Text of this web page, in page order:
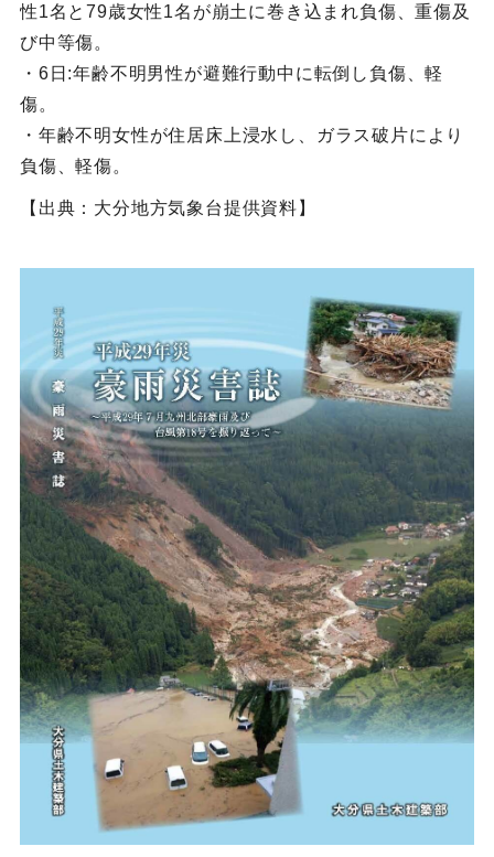
性1名と79歳女性1名が崩土に巻き込まれ負傷、重傷及
び中等傷。
・6日:年齢不明男性が避難行動中に転倒し負傷、軽
傷。
・年齢不明女性が住居床上浸水し、ガラス破片により
負傷、軽傷。
【出典：大分地方気象台提供資料】